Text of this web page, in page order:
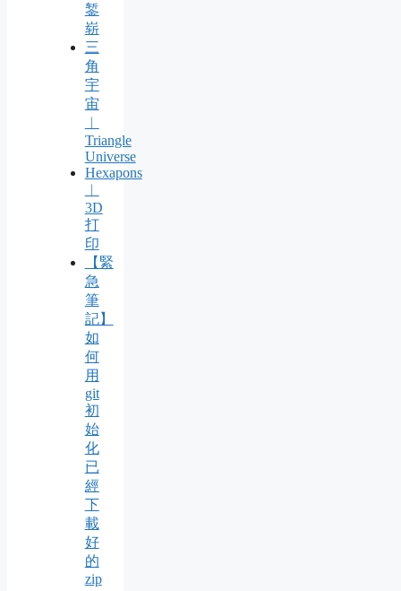
錾
崭
三
角
宇
宙
︱
Triangle
Universe
Hexapons
︱
3D
打
印
【緊
急
筆
記】
如
何
用
git
初
始
化
已
經
下
載
好
的
zip